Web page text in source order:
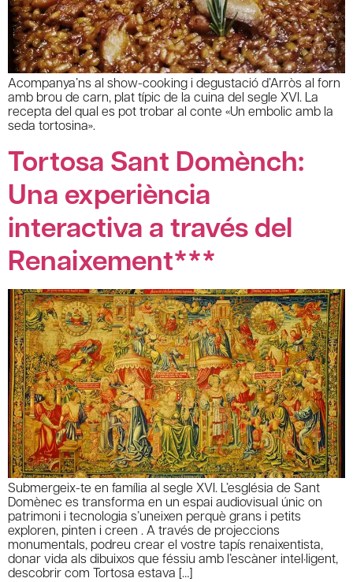
Acompanya’ns al show-cooking i degustació d’Arròs al forn
amb brou de carn, plat típic de la cuina del segle XVI. La
recepta del qual es pot trobar al conte «Un embolic amb la
seda tortosina».
Tortosa Sant Domènch:
Una experiència
interactiva a través del
Renaixement***
Submergeix-te en família al segle XVI. L’església de Sant
Domènec es transforma en un espai audiovisual únic on
patrimoni i tecnologia s’uneixen perquè grans i petits
exploren, pinten i creen . A través de projeccions
monumentals, podreu crear el vostre tapís renaixentista,
donar vida als dibuixos que féssiu amb l’escàner intel·ligent,
descobrir com Tortosa estava […]